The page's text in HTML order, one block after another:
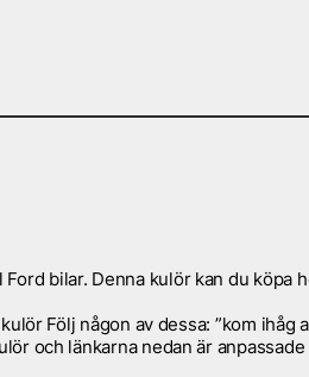
bilar. Denna kulör kan du köpa
Följ någon av dessa: ”kom ihåg
och länkarna nedan är